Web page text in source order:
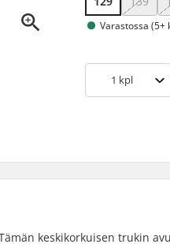
Varastossa (5+
1 kpl
keskikorkuisen trukin